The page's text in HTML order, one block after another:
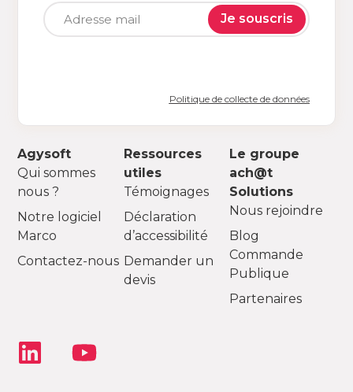
Agysoft
Qui sommes
nous ?
Notre logiciel
Marco
Contactez-nous
Ressources
utiles
Témoignages
Déclaration
d’accessibilité
Demander un
devis
Le groupe
ach@t
Solutions
Nous rejoindre
Blog
Commande
Publique
Partenaires
Je souscris
Politique de collecte de données